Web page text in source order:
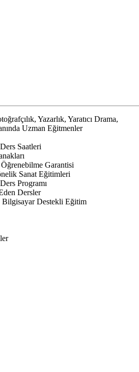
Yazarlık, Yaratıcı Drama,
Uzman Eğitmenler
Saatleri
Garantisi
Sanat Eğitimleri
Programı
Dersler
Bilgisayar Destekli Eğitim